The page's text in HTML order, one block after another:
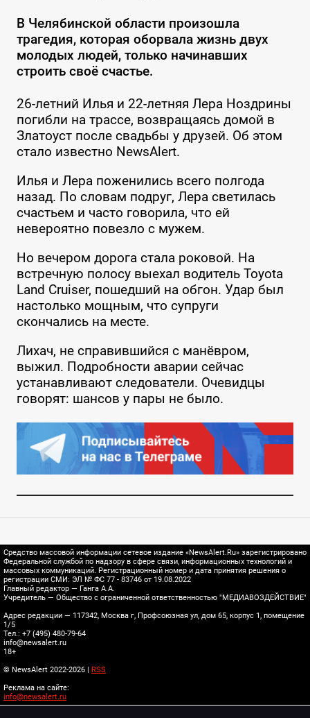
В Челябинской области произошла
трагедия, которая оборвала жизнь двух
молодых людей, только начинавших
строить своё счастье.
26-летний Илья и 22-летняя Лера Ноздрины
погибли на трассе, возвращаясь домой в
Златоуст после свадьбы у друзей. Об этом
стало известно NewsAlert.
Илья и Лера поженились всего полгода
назад. По словам подруг, Лера светилась
счастьем и часто говорила, что ей
невероятно повезло с мужем.
Но вечером дорога стала роковой. На
встречную полосу выехал водитель Toyota
Land Cruiser, пошедший на обгон. Удар был
настолько мощным, что супруги
скончались на месте.
Лихач, не справившийся с манёвром,
выжил. Подробности аварии сейчас
устанавливают следователи. Очевидцы
говорят: шансов у пары не было.
Средство массовой информации сетевое издание «NewsAlert.Ru» зарегистрировано
Федеральной службой по надзору в сфере связи, информационных технологий и
массовых коммуникаций. Регистрационный номер и дата принятия решения о
регистрации СМИ: ЭЛ № ФС 77 - 83746 от 19.08.2022
Главный редактор — Ганга А.А.
Учредитель — Общество с ограниченной ответственностью "МЕДИАВОЗДЕЙСТВИЕ"
Адрес редакции — 117342, Москва г, Профсоюзная ул, дом 65, корпус 1, помещение
1/5
Тел.: +7 (495) 480-79-64
info@newsalert.ru
18+
© NewsAlert 2022-2026 |
RSS
Реклама на сайте:
info@newsalert.ru